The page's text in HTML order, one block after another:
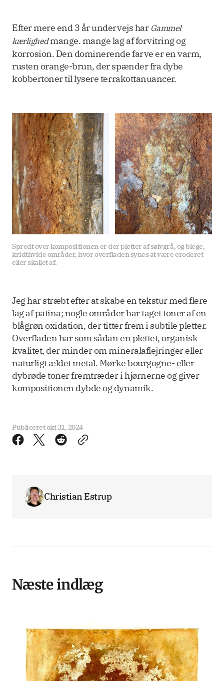
Efter mere end 3 år undervejs har Gammel
kærlighedmange. mange lag af forvitring og
korrosion. Den dominerende farve er en varm,
rusten orange-brun, der spænder fra dybe
kobbertoner til lysere terrakottanuancer.
Spredt over kompositionen er der pletter af sølvgrå, og blege,
kridthvide områder, hvor overfladen synes at være eroderet
eller skallet af.
Jeg har stræbt efter at skabe en tekstur med flere
lag af patina; nogle områder har taget toner af en
blågrøn oxidation, der titter frem i subtile pletter.
Overfladen har som sådan en plettet, organisk
kvalitet, der minder om mineralaflejringer eller
naturligt ældet metal. Mørke bourgogne- eller
dybrøde toner fremtræder i hjørnerne og giver
kompositionen dybde og dynamik.
Publiceretokt 31, 2024
Christian Estrup
Næste indlæg